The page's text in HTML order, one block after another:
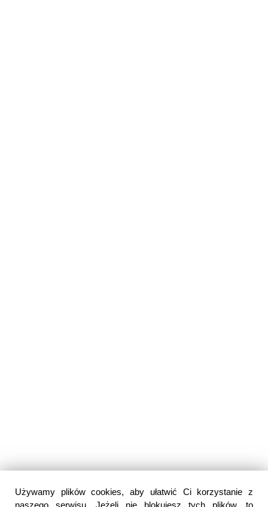
Używamy plików cookies, aby ułatwić Ci korzystanie z
naszego serwisu. Jeżeli nie blokujesz tych plików, to